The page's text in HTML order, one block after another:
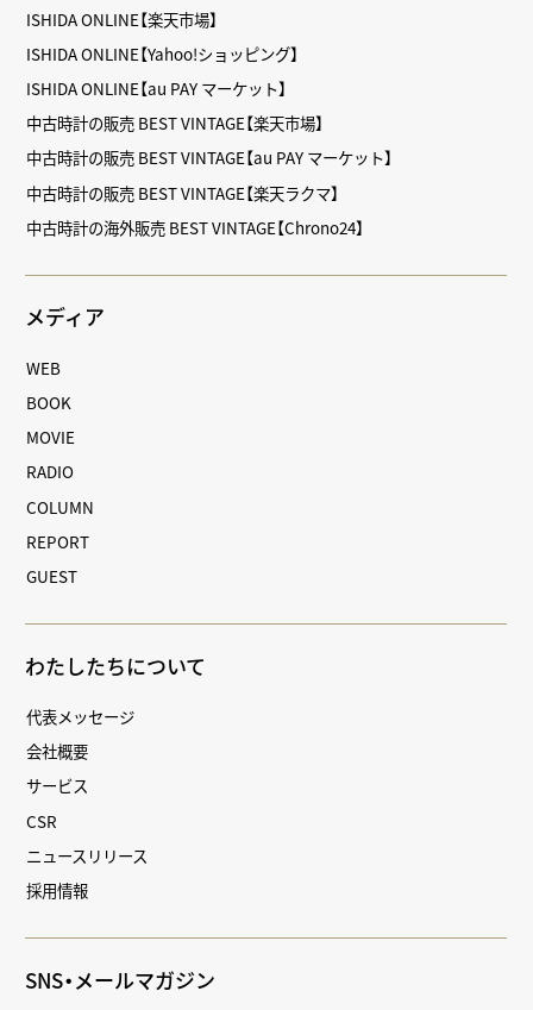
ISHIDA ONLINE【楽天市場】
ISHIDA ONLINE【Yahoo!ショッピング】
ISHIDA ONLINE【au PAY マーケット】
中古時計の販売 BEST VINTAGE【楽天市場】
中古時計の販売 BEST VINTAGE【au PAY マーケット】
中古時計の販売 BEST VINTAGE【楽天ラクマ】
中古時計の海外販売 BEST VINTAGE【Chrono24】
メディア
WEB
BOOK
MOVIE
RADIO
COLUMN
REPORT
GUEST
わたしたちについて
代表メッセージ
会社概要
サービス
CSR
ニュースリリース
採用情報
SNS・メールマガジン